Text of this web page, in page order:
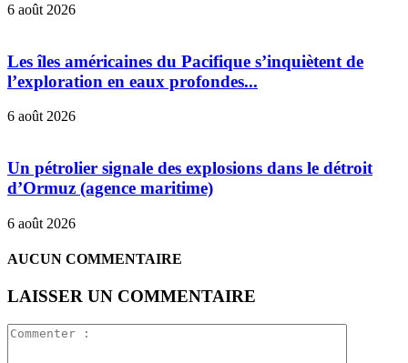
6 août 2026
Les îles américaines du Pacifique s’inquiètent de
l’exploration en eaux profondes...
6 août 2026
Un pétrolier signale des explosions dans le détroit
d’Ormuz (agence maritime)
6 août 2026
AUCUN COMMENTAIRE
LAISSER UN COMMENTAIRE